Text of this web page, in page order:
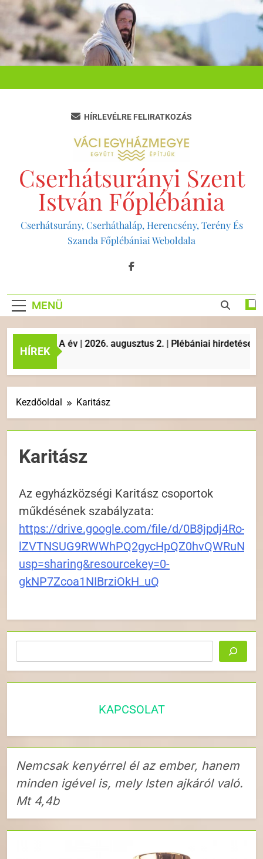
Ugrás
tartalomra
Cserhátsurányi Szent
István Főplébánia
Cserhátsurány, Cserháthaláp, Herencsény, Terény És
Szanda Főplébániai Weboldala
HÍRLEVÉLRE FELIRATKOZÁS
MENÜ
HÍREK
| A év | 2026. augusztus 2. | Plébániai hirdetések,
Kezdőoldal Karitász
Karitász
Az egyházközségi Karitász csoportok
műkdésének szabályzata:
https://drive.google.com/file/d/0B8jpdj4Ro-
usp=sharing&resourcekey=0-
gkNP7Zcoa1NIBrziOkH_uQ
KAPCSOLAT
Nemcsak kenyérrel él az ember, hanem
minden igével is, mely Isten ajkáról való.
Mt 4,4b